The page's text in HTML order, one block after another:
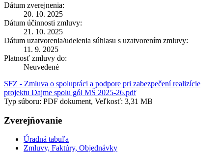
Dátum zverejnenia:
20. 10. 2025
Dátum účinnosti zmluvy:
21. 10. 2025
Dátum uzatvorenia/udelenia súhlasu s uzatvorením zmluvy:
11. 9. 2025
Platnosť zmluvy do:
Neuvedené
SFZ - Zmluva o spolupráci a podpore pri zabezpečení realizície
projektu Dajme spolu gól MŠ 2025-26.pdf
Typ súboru: PDF dokument, Veľkosť: 3,31 MB
Zverejňovanie
Úradná tabuľa
Zmluvy, Faktúry, Objednávky